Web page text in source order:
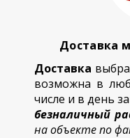
Доставка
Доставка
возможна в
числе и в день
безналичный
на объекте по